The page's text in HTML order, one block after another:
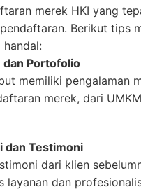
merek HKI yang
Berikut tips
dan Portofolio
memiliki pengalaman
merek, dari
dan Testimoni
dari klien
layanan dan